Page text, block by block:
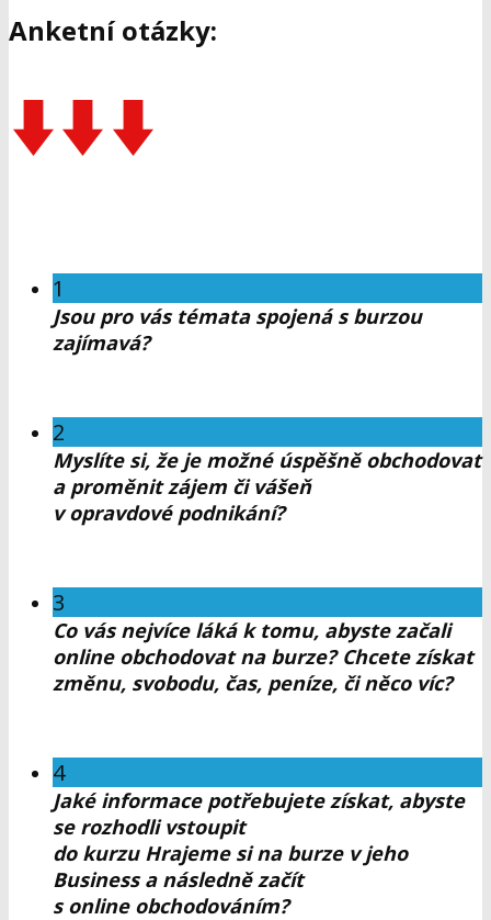
Anketní otázky:
1
Jsou pro vás témata spojená s burzou
zajímavá?
2
Myslíte si, že je možné úspěšně obchodovat
a proměnit zájem či vášeň
v opravdové podnikání?
3
Co vás nejvíce láká k tomu, abyste začali
online obchodovat na burze? Chcete získat
změnu, svobodu, čas, peníze, či něco víc?
4
Jaké informace potřebujete získat, abyste
se rozhodli vstoupit
do kurzu Hrajeme si na burze v jeho
Business a následně začít
s online obchodováním?